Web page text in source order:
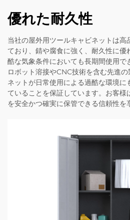
優れた耐久性
当社の屋外用ツールキャビネットは
ており、錆や腐食に強く、耐久性に優
酷な気象条件においても長期間使用で
ロボット溶接やCNC技術を含む先進
ネットが日常使用による過酷な環境
ていることを保証しています。お客
を安全かつ確実に保管できる信頼性を